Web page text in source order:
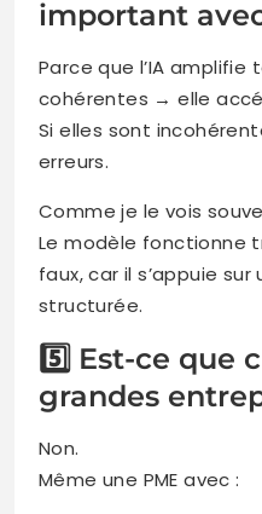
important
Parce que l’IA amplifie
cohérentes → elle
Si elles sont
erreurs.
Comme je le vois
Le modèle fonctionne
faux, car il s’appuie
structurée.
5️⃣ Est-ce que
grandes
Non.
Même une PME avec :